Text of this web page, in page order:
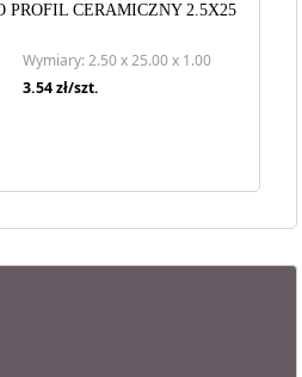
PROFIL CERAMICZNY 2.5X25
Wymiary: 2.50 x 25.00 x 1.00
3.54zł/szt.